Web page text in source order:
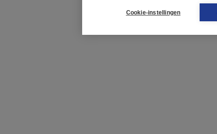
Cookie-instellingen